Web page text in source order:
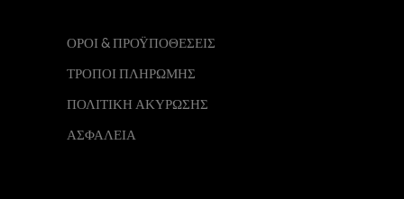
ΟΡΟΙ & ΠΡΟΫΠΟΘΕΣΕΙΣ
ΤΡΟΠΟΙ ΠΛΗΡΩΜΗΣ
ΠΟΛΙΤΙΚΗ ΑΚΥΡΩΣΗΣ
ΑΣΦΑΛΕΙΑ